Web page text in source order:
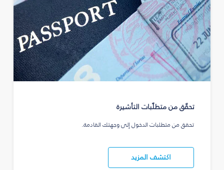
تحقّق من متطلّبات التأشيرة
تحقق من متطلبات الدخول إلى وجهتك القادمة.
اكتشف المزيد